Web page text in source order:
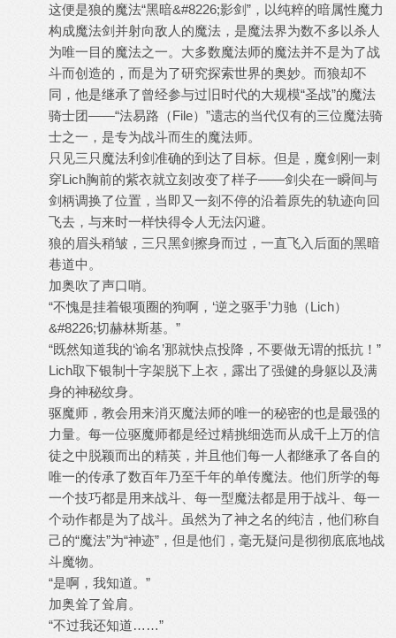
这便是狼的魔法“黑暗&#8226;影剑”，以纯粹的暗属性魔力
构成魔法剑并射向敌人的魔法，是魔法界为数不多以杀人
为唯一目的魔法之一。大多数魔法师的魔法并不是为了战
斗而创造的，而是为了研究探索世界的奥妙。而狼却不
同，他是继承了曾经参与过旧时代的大规模“圣战”的魔法
骑士团——“法易路（File）”遗志的当代仅有的三位魔法骑
士之一，是专为战斗而生的魔法师。
只见三只魔法利剑准确的到达了目标。但是，魔剑刚一刺
穿Lich胸前的紫衣就立刻改变了样子——剑尖在一瞬间与
剑柄调换了位置，当即又一刻不停的沿着原先的轨迹向回
飞去，与来时一样快得令人无法闪避。
狼的眉头稍皱，三只黑剑擦身而过，一直飞入后面的黑暗
巷道中。
加奥吹了声口哨。
“不愧是挂着银项圈的狗啊，‘逆之驱手’力驰（Lich）
&#8226;切赫林斯基。”
“既然知道我的‘谕名’那就快点投降，不要做无谓的抵抗！”
Lich取下银制十字架脱下上衣，露出了强健的身躯以及满
身的神秘纹身。
驱魔师，教会用来消灭魔法师的唯一的秘密的也是最强的
力量。每一位驱魔师都是经过精挑细选而从成千上万的信
徒之中脱颖而出的精英，并且他们每一人都继承了各自的
唯一的传承了数百年乃至千年的单传魔法。他们所学的每
一个技巧都是用来战斗、每一型魔法都是用于战斗、每一
个动作都是为了战斗。虽然为了神之名的纯洁，他们称自
己的“魔法”为“神迹”，但是他们，毫无疑问是彻彻底底地战
斗魔物。
“是啊，我知道。”
加奥耸了耸肩。
“不过我还知道……”